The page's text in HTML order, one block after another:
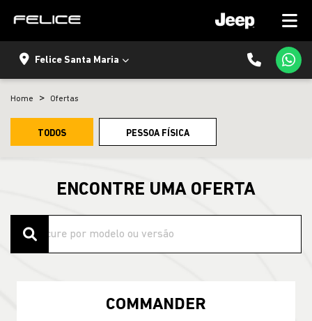
Felice Santa Maria
Home Ofertas
TODOS PESSOA FÍSICA
ENCONTRE UMA OFERTA
COMMANDER